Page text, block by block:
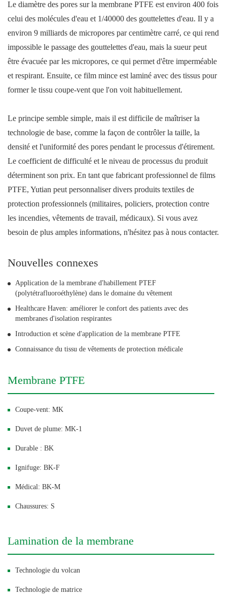
Le diamètre des pores sur la membrane PTFE est environ 400 fois
celui des molécules d'eau et 1/40000 des gouttelettes d'eau. Il y a
environ 9 milliards de micropores par centimètre carré, ce qui rend
impossible le passage des gouttelettes d'eau, mais la sueur peut
être évacuée par les micropores, ce qui permet d'être imperméable
et respirant. Ensuite, ce film mince est laminé avec des tissus pour
former le tissu coupe-vent que l'on voit habituellement.
Le principe semble simple, mais il est difficile de maîtriser la
technologie de base, comme la façon de contrôler la taille, la
densité et l'uniformité des pores pendant le processus d'étirement.
Le coefficient de difficulté et le niveau de processus du produit
déterminent son prix. En tant que fabricant professionnel de films
PTFE, Yutian peut personnaliser divers produits textiles de
protection professionnels (militaires, policiers, protection contre
les incendies, vêtements de travail, médicaux). Si vous avez
besoin de plus amples informations, n'hésitez pas à nous contacter.
Nouvelles connexes
Application de la membrane d'habillement PTEF
(polytétrafluoroéthylène) dans le domaine du vêtement
Healthcare Haven: améliorer le confort des patients avec des
membranes d'isolation respirantes
Introduction et scène d'application de la membrane PTFE
Connaissance du tissu de vêtements de protection médicale
Membrane PTFE
Coupe-vent: MK
Duvet de plume: MK-1
Durable : BK
Ignifuge: BK-F
Médical: BK-M
Chaussures: S
Lamination de la membrane
Technologie du volcan
Technologie de matrice